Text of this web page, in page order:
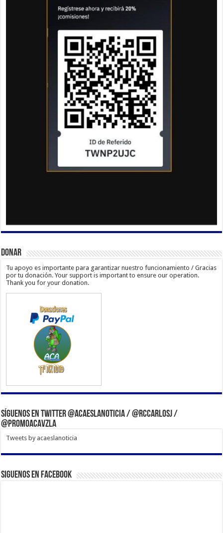
Donar
Tu apoyo es importante para garantizar nuestro funcionamiento / Gracias
por tu donación. Your support is important to ensure our operation.
Thank you for your donation.
Síguenos en Twitter @acaeslanoticia / @rccarlosj /
@PromoACAVzla
Tweets by acaeslanoticia
Siguenos en Facebook